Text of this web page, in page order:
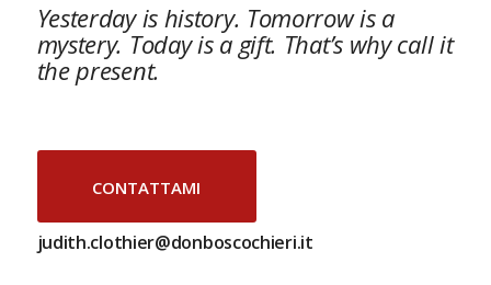
Yesterday is history. Tomorrow is a
mystery. Today is a gift. That’s why call it
the present.
CONTATTAMI
judith.clothier@donboscochieri.it